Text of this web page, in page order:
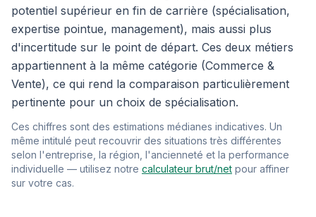
potentiel supérieur en fin de carrière (spécialisation,
expertise pointue, management), mais aussi plus
d'incertitude sur le point de départ. Ces deux métiers
appartiennent à la même catégorie (Commerce &
Vente), ce qui rend la comparaison particulièrement
pertinente pour un choix de spécialisation.
Ces chiffres sont des estimations médianes indicatives. Un
même intitulé peut recouvrir des situations très différentes
selon l'entreprise, la région, l'ancienneté et la performance
individuelle — utilisez notre calculateur brut/net pour affiner
sur votre cas.